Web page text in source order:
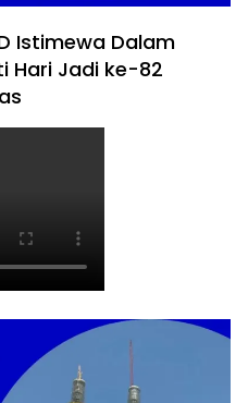
Istimewa Dalam
Hari Jadi ke-82